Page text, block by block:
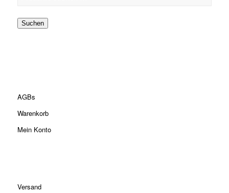
Suchen
AGBs
Warenkorb
Mein Konto
Versand